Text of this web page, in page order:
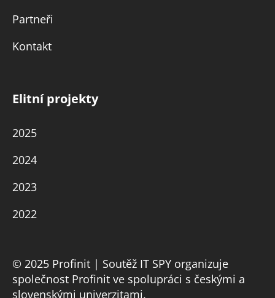
Partneři
Kontakt
Elitní projekty
2025
2024
2023
2022
© 2025 Profinit | Soutěž IT SPY organizuje
společnost Profinit ve spolupráci s českými a
slovenskými univerzitami.